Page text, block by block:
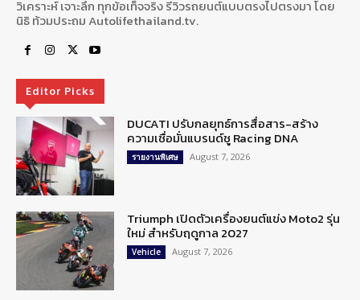
วิเคราะห์ เจาะลึก ทุกข้อเท็จจริง รีวิวรถยนต์แบบตรงไปตรงมา โดย
นิธิ ท้วมประถม Autolifethailand.tv.
Editor Picks
DUCATI ปรับกลยุทธ์การสื่อสาร-สร้าง
ความเชื่อมั่นแบรนด์ชู Racing DNA
รายงานพิเศษ August 7, 2026
Triumph เปิดตัวเครื่องยนต์แข่ง Moto2 รุ่น
ใหม่ สำหรับฤดูกาล 2027
Vehicle August 7, 2026